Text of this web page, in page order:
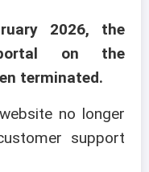
2026, the
on the
terminated.
no longer
support